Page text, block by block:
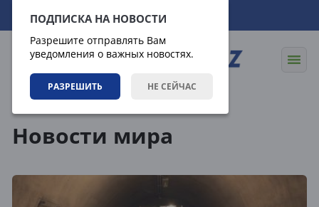
ПОДПИСКА НА НОВОСТИ
Разрешите отправлять Вам
уведомления о важных новостях.
РАЗРЕШИТЬ НЕ СЕЙЧАС
07.08.2026 20:37:40
Новости мира